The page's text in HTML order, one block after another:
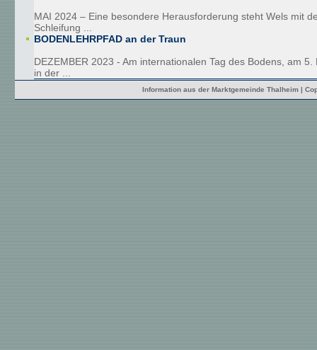
MAI 2024 – Eine besondere Herausforderung steht Wels mit
Schleifung ...
BODENLEHRPFAD an der Traun
DEZEMBER 2023 - Am internationalen Tag des Bodens, am
in der ...
Information aus der Marktgemeinde Thalheim |